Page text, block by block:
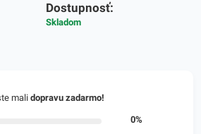
Dostupnosť:
Skladom
malidopravu zadarmo!
0%